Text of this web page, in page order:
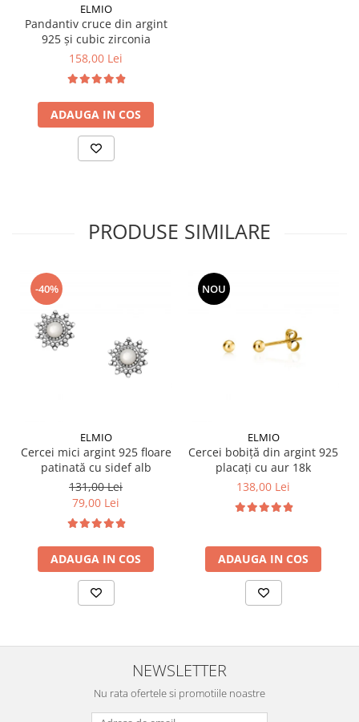
ELMIO
Pandantiv cruce din argint
925 și cubic zirconia
158,00 Lei
ADAUGA IN COS
PRODUSE SIMILARE
-40%
ELMIO
Cercei mici argint 925 floare
patinată cu sidef alb
131,00 Lei
79,00 Lei
ADAUGA IN COS
NOU
ELMIO
Cercei bobiță din argint 925
placați cu aur 18k
138,00 Lei
ADAUGA IN COS
NEWSLETTER
Nu rata ofertele si promotiile noastre